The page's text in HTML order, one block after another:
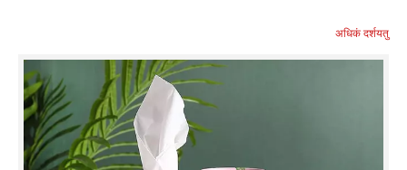
अधिकं दर्शयतु